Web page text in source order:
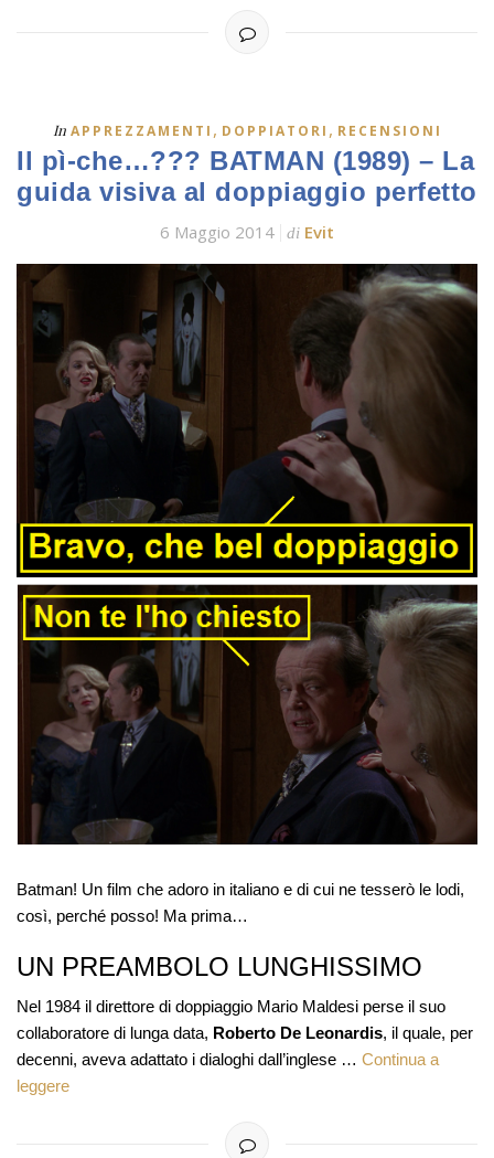
In APPREZZAMENTI , DOPPIATORI , RECENSIONI
Il pì-che…??? BATMAN (1989) – La
guida visiva al doppiaggio perfetto
6 Maggio 2014 di Evit
Batman! Un film che adoro in italiano e di cui ne tesserò le lodi,
così, perché posso! Ma prima…
UN PREAMBOLO LUNGHISSIMO
Nel 1984 il direttore di doppiaggio Mario Maldesi perse il suo
collaboratore di lunga data, Roberto De Leonardis, il quale, per
decenni, aveva adattato i dialoghi dall’inglese … Continua a
leggere